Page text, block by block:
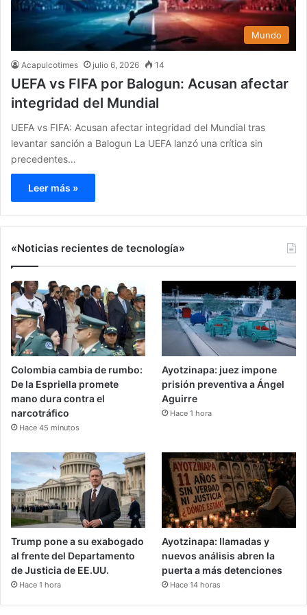
Mundo
Acapulcotimes julio 6, 2026 14
UEFA vs FIFA por Balogun: Acusan afectar
integridad del Mundial
UEFA vs FIFA: Acusan afectar integridad del Mundial tras
levantar sanción a Balogun La UEFA lanzó una crítica sin
precedentes…
Leer más »
«Noticias recientes de tecnología»
Colombia cambia de rumbo:
De la Espriella promete
mano dura contra el
narcotráfico
Hace 45 minutos
Ayotzinapa: juez impone
prisión preventiva a Ángel
Aguirre
Hace 1 hora
Trump pone a su exabogado
al frente del Departamento
de Justicia de EE.UU.
Hace 1 hora
Ayotzinapa: llamadas y
nuevos análisis abren la
puerta a más detenciones
Hace 14 horas